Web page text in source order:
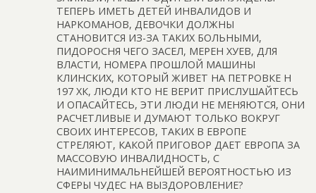
ТЕПЕРЬ ИМЕТЬ ДЕТЕЙ ИНВАЛИДОВ И
НАРКОМАНОВ, ДЕВОЧКИ ДОЛЖНЫ
СТАНОВИТСЯ ИЗ-ЗА ТАКИХ БОЛЬНЫМИ,
ПИДОРОСНЯ ЧЕГО ЗАСЕЛ, МЕРЕН ХУЕВ, ДЛЯ
ВЛАСТИ, НОМЕРА ПРОШЛОЙ МАШИНЫ
КЛИНСКИХ, КОТОРЫЙ ЖИВЕТ НА ПЕТРОВКЕ Н
197 ХК, ЛЮДИ КТО НЕ ВЕРИТ ПРИСЛУШАЙТЕСЬ
И ОПАСАЙТЕСЬ, ЭТИ ЛЮДИ НЕ МЕНЯЮТСЯ, ОНИ
РАСЧЕТЛИВЫЕ И ДУМАЮТ ТОЛЬКО ВОКРУГ
СВОИХ ИНТЕРЕСОВ, ТАКИХ В ЕВРОПЕ
СТРЕЛЯЮТ, КАКОЙ ПРИГОВОР ДАЕТ ЕВРОПА ЗА
МАССОВУЮ ИНВАЛИДНОСТЬ, С
НАИМИНИМАЛЬНЕЙШЕЙ ВЕРОЯТНОСТЬЮ ИЗ
СФЕРЫ ЧУДЕС НА ВЫЗДОРОВЛЕНИЕ?